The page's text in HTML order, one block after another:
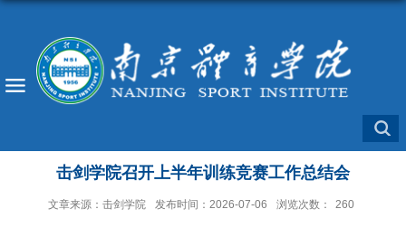
击剑学院召开上半年训练竞赛工作总结会
文章来源：击剑学院 发布时间：2026-07-06 浏览次数： 260